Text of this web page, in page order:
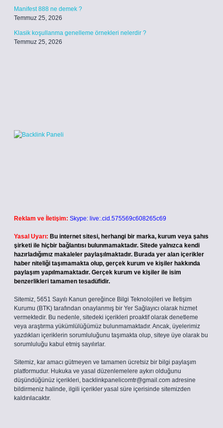
Manifest 888 ne demek ?
Temmuz 25, 2026
Klasik koşullanma genelleme örnekleri nelerdir ?
Temmuz 25, 2026
Reklam ve İletişim: Skype: live:.cid.575569c608265c69
Yasal Uyarı: Bu internet sitesi, herhangi bir marka, kurum veya şahıs
şirketi ile hiçbir bağlantısı bulunmamaktadır. Sitede yalnızca kendi
hazırladığımız makaleler paylaşılmaktadır. Burada yer alan içerikler
haber niteliği taşımamakta olup, gerçek kurum ve kişiler hakkında
paylaşım yapılmamaktadır. Gerçek kurum ve kişiler ile isim
benzerlikleri tamamen tesadüfidir.
Sitemiz, 5651 Sayılı Kanun gereğince Bilgi Teknolojileri ve İletişim
Kurumu (BTK) tarafından onaylanmış bir Yer Sağlayıcı olarak hizmet
vermektedir. Bu nedenle, sitedeki içerikleri proaktif olarak denetleme
veya araştırma yükümlülüğümüz bulunmamaktadır. Ancak, üyelerimiz
yazdıkları içeriklerin sorumluluğunu taşımakta olup, siteye üye olarak bu
sorumluluğu kabul etmiş sayılırlar.
Sitemiz, kar amacı gütmeyen ve tamamen ücretsiz bir bilgi paylaşım
platformudur. Hukuka ve yasal düzenlemelere aykırı olduğunu
düşündüğünüz içerikleri, backlinkpanelicomtr@gmail.com adresine
bildirmeniz halinde, ilgili içerikler yasal süre içerisinde sitemizden
kaldırılacaktır.